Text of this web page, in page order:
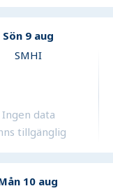
Sön 9 aug
SMHI
Ingen data
tillgänglig
10 aug